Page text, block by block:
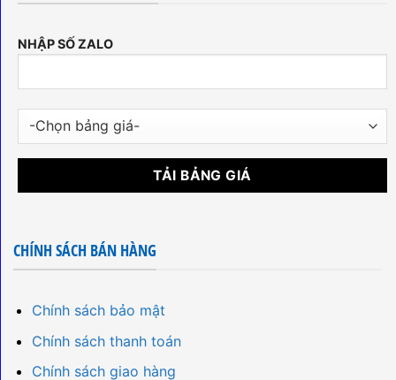
NHẬP SỐ ZALO
CHÍNH SÁCH BÁN HÀNG
Chính sách bảo mật
Chính sách thanh toán
Chính sách giao hàng